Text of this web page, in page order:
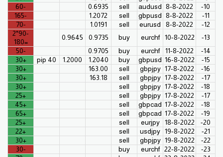
10-
8-8-2022
audusd
sell
0.6935
-60
11-
8-8-2022
gbpusd
sell
1.2072
-165
12-
8-8-2022
eurusd
sell
1.0191
-70
13-
10-8-2022
eurchf
buy
0.9735
0.9645
-90*2
=180
14-
11-8-2022
eurchf
buy
0.9705
-50
15-
16-8-2022
gbpusd
buy
1.2040
1.2000
40 pip
+30
16-
17-8-2022
gbpjpy
sell
163.00
+30
17-
17-8-2022
gbpjpy
sell
163.18
+30
18-
17-8-2022
gbpjpy
sell
+30
17-
17-8-2022
gbpjpy
sell
+25
18-
17-8-2022
gbpcad
sell
+45
19-
17-8-2022
gbpcad
sell
+65
20-
18-8-2022
eurjpy
sell
+25
21-
19-8-2022
usdjpy
sell
+22
22-
19-8-2022
gbpjpy
sell
+30
23-
22-8-2022
eurchf
buy
-30